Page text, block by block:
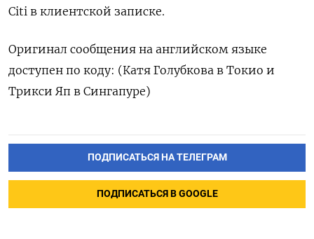
Citi в клиентской записке.
Оригинал сообщения на английском языке
доступен по коду: (Катя Голубкова в Токио и
Трикси Яп в Сингапуре)
ПОДПИСАТЬСЯ НА ТЕЛЕГРАМ
ПОДПИСАТЬСЯ В GOOGLE